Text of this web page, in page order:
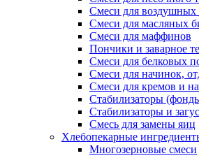
Смеси для воздушных
Смеси для масляных
Смеси для маффинов
Пончики и заварное
Cмеси для белковых
Смеси для начинок,
Смеси для кремов и
Стабилизаторы
Стабилизаторы и
Смесь для замены яиц
Хлебопекарные
Многозерновые смеси